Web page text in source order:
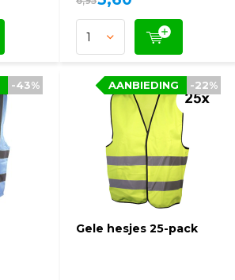
-43%
-43%
Gele hesjes 25-pack
-22%
AANBIEDING -22%
AANBIEDING